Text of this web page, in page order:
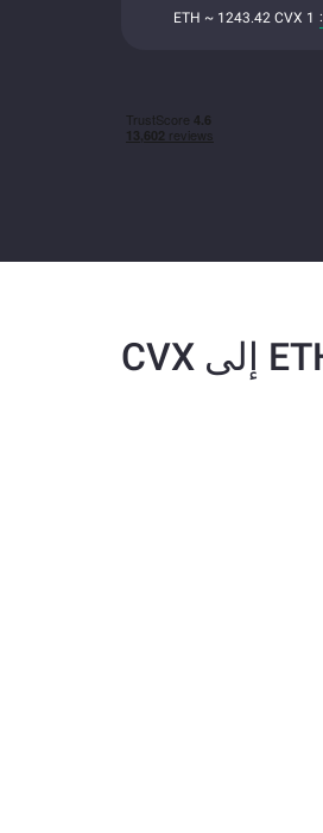
1 ETH ~ 1243.42 CVX